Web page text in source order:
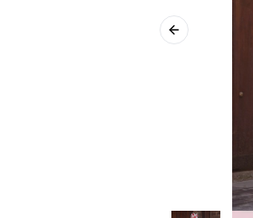
Previous slide